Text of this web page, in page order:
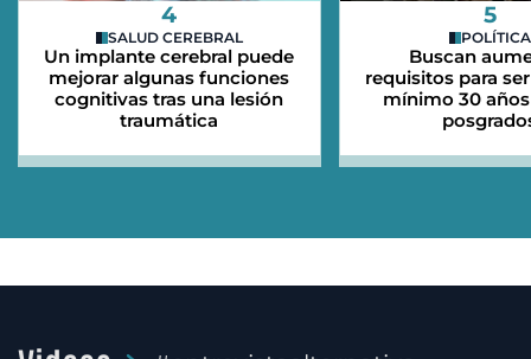
4
SALUD CEREBRAL
Un implante cerebral puede
mejorar algunas funciones
cognitivas tras una lesión
traumática
5
POLÍTICA
Buscan
requisitos para
mínimo 30